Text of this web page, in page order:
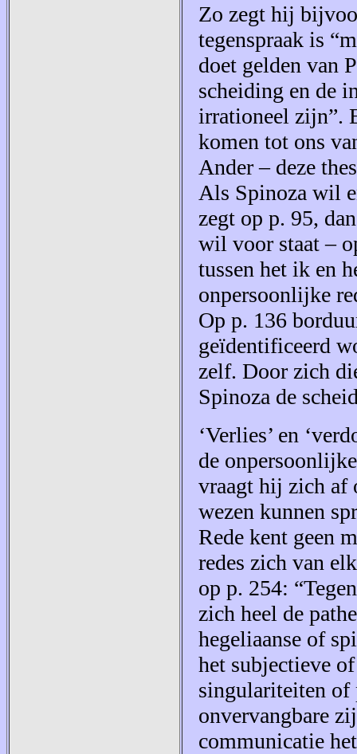
Zo zegt hij
tegenspraak is
doet gelden van
scheiding en de
irrationeel zijn”.
komen tot ons
Ander – deze
Als Spinoza wil
zegt op p. 95,
wil voor staat –
tussen het ik en
onpersoonlijke
Op p. 136
geïdentificeerd
zelf. Door zich
Spinoza de
‘Verlies’ en
de
vraagt hij zich af
wezen kunnen
Rede kent geen
redes zich van
op p. 254:
zich heel de
hegeliaanse of
het subjectieve
singulariteiten of
onvervangbare
communicatie